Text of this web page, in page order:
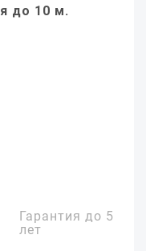
до 10 м.
Гарантия до 5
лет